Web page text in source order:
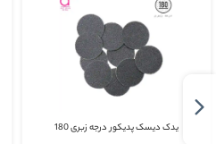
یدک دیسک پدیکور درجه زبری 180